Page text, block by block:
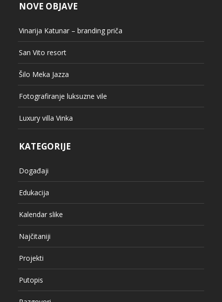
NOVE OBJAVE
Vinarija Katunar – branding priča
San Vito resort
Šilo Meka Jazza
Fotografiranje luksuzne vile
Luxury villa Vinka
KATEGORIJE
Događaji
Edukacija
Kalendar slike
Najčitaniji
Projekti
Putopis